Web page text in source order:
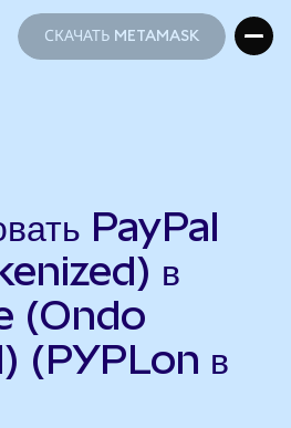
СКАЧАТЬ METAMASK
PayPal
в
(Ondo
(PYPLon в